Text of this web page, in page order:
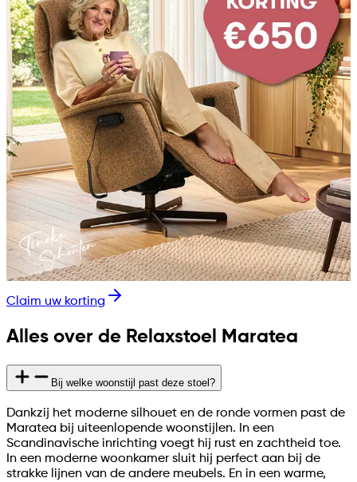
Claim uw korting
Alles over de Relaxstoel Maratea
Bij welke woonstijl past deze stoel?
Dankzij het moderne silhouet en de ronde vormen past de
Maratea bij uiteenlopende woonstijlen. In een
Scandinavische inrichting voegt hij rust en zachtheid toe.
In een moderne woonkamer sluit hij perfect aan bij de
strakke lijnen van de andere meubels. En in een warme,